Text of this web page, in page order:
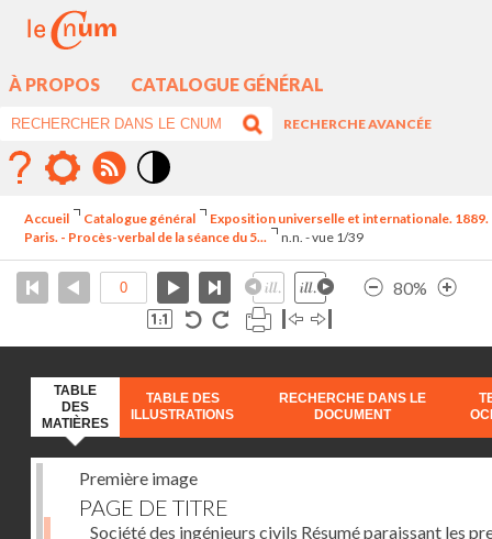
À PROPOS CATALOGUE GÉNÉRAL
RECHERCHE AVANCÉE
élévé
Accueil Catalogue général
Exposition universelle et internationale. 1889.
Paris. - Procès-verbal de la séance du 5...
n.n. - vue 1/39
80%
TABLE
DES
MATIÈRES
TABLE DES
ILLUSTRATIONS
RECHERCHE DANS LE
DOCUMENT
Première image
PAGE DE TITRE
Société des ingénieurs civils Résumé paraissant les